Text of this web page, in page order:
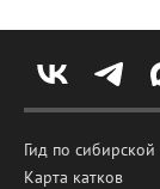
Гид по сибирской
Карта катков